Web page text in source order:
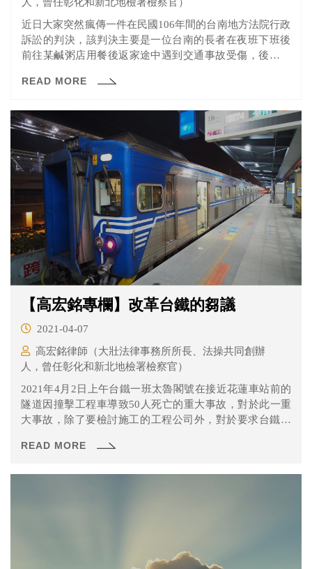
近日大家突然瘋傳一件在民國106年間的台南地方法院行政
訴訟的判決，該判決主要是一位台南的長者在夜班下班後
前往某鹹粥店用餐後返家途中遇到交通事故受傷，後來向
後前往某鹹粥店之行為，已脫離自就業場所返回日常居住
該長者後來向法院提起訴訟，在本件中，法官認為下班後
去吃碗鹹粥是該長者日常習性，所以是日常生活所必需的
之私人行為，所以仍屬在合理通勤時間發生事故，因此屬
於職業災害，勞保局應該要給付。
READ MORE
【高宏銘專欄】改革台鐵的芻議
2021-04-07
高宏銘律師（大壯法律事務所所長、法操共同創辦
人，曾任彰化和新北地檢署檢察官）
2021年4月2日上午台鐵一班太魯閣號在接近花蓮車站前的
隧道因撞擊工程車導致50人死亡的重大事故，對於此一重
大事故，除了要檢討施工的工程公司外，對於要求台鐵的
READ MORE